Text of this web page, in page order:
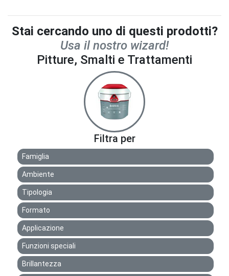
Stai cercando uno di questi prodotti?
Usa il nostro wizard!
Pitture, Smalti e Trattamenti
Filtra per
Famiglia
Ambiente
Tipologia
Formato
Applicazione
Funzioni speciali
Brillantezza